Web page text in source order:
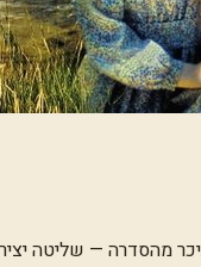
מהסדרה — שליטה